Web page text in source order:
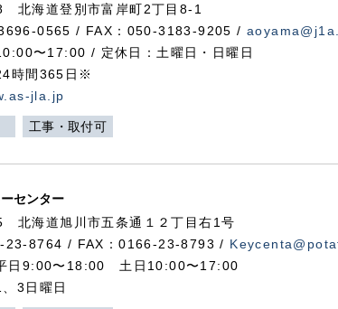
北海道登別市富岸町2丁目 8-1
0565 / FAX：050-3183-9205 /
〜17:00 / 定休日：土曜日・日曜日
時間365日※
jla.jp
工事・取付可
ーセンター
北海道旭川市五条通１２丁目右1号
23-8764 / FAX：0166-23-8793 /
日9:00〜18:00 土日10:00〜17:00
3日曜日